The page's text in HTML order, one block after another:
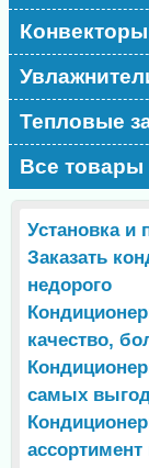
Тепловые
Все товары
Установка и
Заказать
недорого
качество,
самых